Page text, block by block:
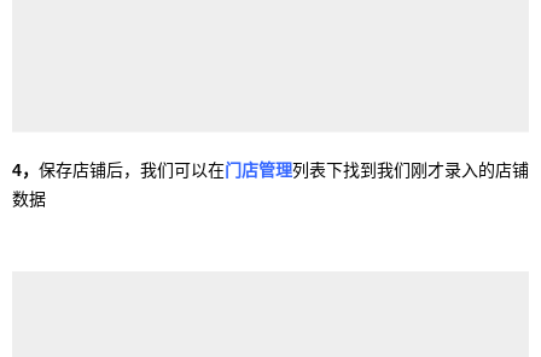
4， 保存店铺后，我们可以在门店管理列表下找到我们刚才录入的店铺
数据